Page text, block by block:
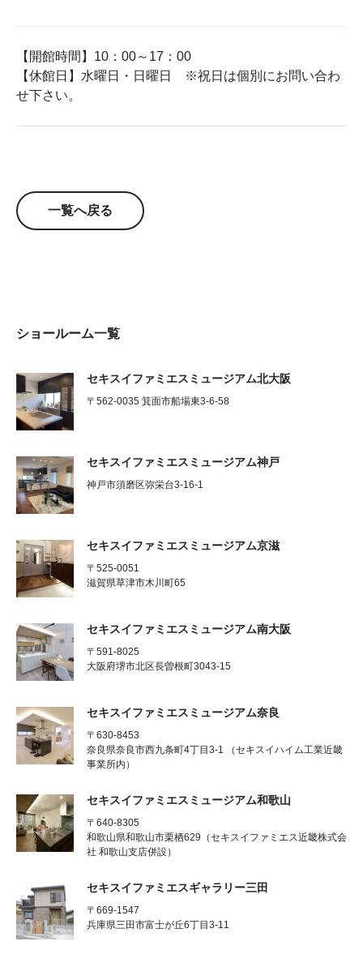
【開館時間】10：00～17：00
【休館日】水曜日・日曜日 ※祝日は個別にお問い合わ
せ下さい。
一覧へ戻る
ショールーム一覧
セキスイファミエスミュージアム北大阪
〒562-0035 箕面市船場東3-6-58
セキスイファミエスミュージアム神戸
神戸市須磨区弥栄台3-16-1
セキスイファミエスミュージアム京滋
〒525-0051
滋賀県草津市木川町65
セキスイファミエスミュージアム南大阪
〒591-8025
大阪府堺市北区長曽根町3043-15
セキスイファミエスミュージアム奈良
〒630-8453
奈良県奈良市西九条町4丁目3-1 （セキスイハイム工業近畿
事業所内）
セキスイファミエスミュージアム和歌山
〒640-8305
和歌山県和歌山市栗栖629（セキスイファミエス近畿株式会
社 和歌山支店併設）
セキスイファミエスギャラリー三田
〒669-1547
兵庫県三田市富士が丘6丁目3-11